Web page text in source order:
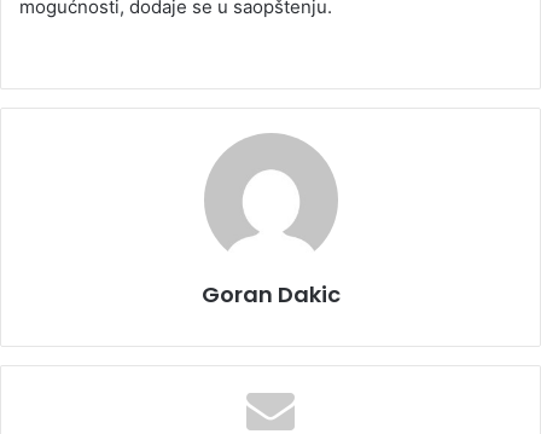
mogućnosti, dodaje se u saopštenju.
Goran Dakic